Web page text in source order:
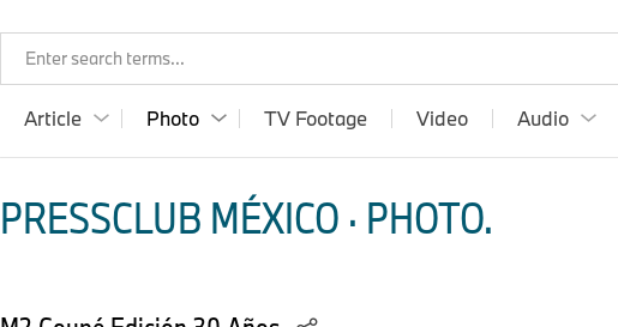
Enter search terms...
Article Photo TV Footage Video Audio
PRESSCLUB MÉXICO · PHOTO.